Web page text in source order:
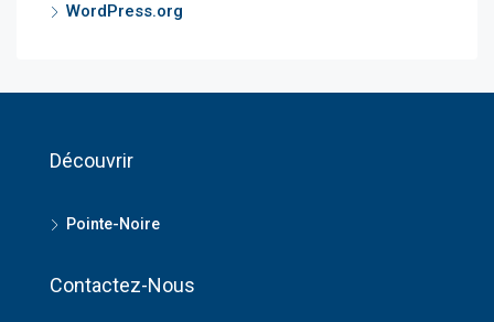
WordPress.org
Découvrir
Pointe-Noire
Contactez-Nous